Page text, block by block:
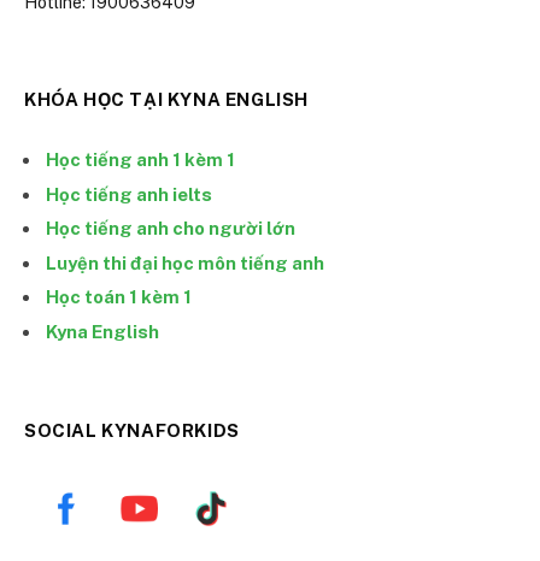
KHÓA HỌC TẠI KYNA ENGLISH
Học tiếng anh 1 kèm 1
Học tiếng anh ielts
Học tiếng anh cho người lớn
Luyện thi đại học môn tiếng anh
Học toán 1 kèm 1
Kyna English
SOCIAL KYNAFORKIDS